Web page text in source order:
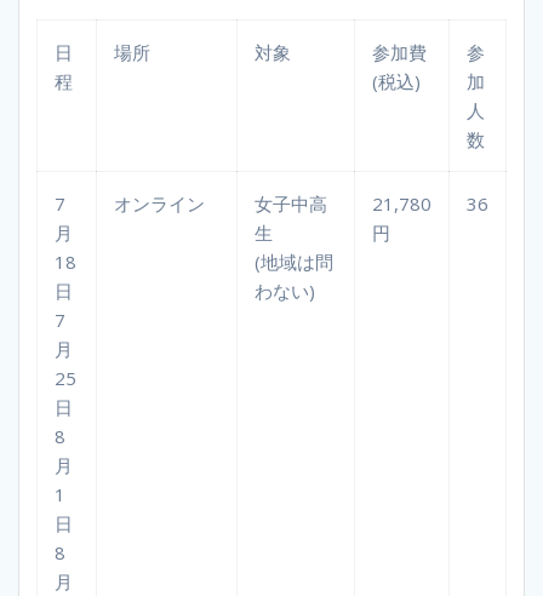
日
程
場所 対象
参加費
(税込)
参
加
人
数
7
月
18
日
7
月
25
日
8
月
1
日
8
月
オンライン
女子中高
生
(地域は問
わない)
21,780
円
36